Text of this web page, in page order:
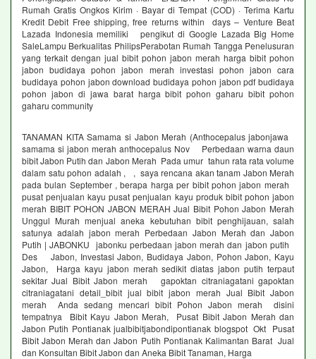
Rumah Gratis Ongkos Kirim · Bayar di Tempat (COD) · Terima Kartu
Kredit Debit Free shipping, free returns within days – Venture Beat
Lazada Indonesia memiliki pengikut di Google Lazada Big Home
SaleLampu Berkualitas PhilipsPerabotan Rumah Tangga Penelusuran
yang terkait dengan jual bibit pohon jabon merah harga bibit pohon
jabon budidaya pohon jabon merah investasi pohon jabon cara
budidaya pohon jabon download budidaya pohon jabon pdf budidaya
pohon jabon di jawa barat harga bibit pohon gaharu bibit pohon
gaharu community
TANAMAN KITA Samama si Jabon Merah (Anthocepalus jabonjawa
samama si jabon merah anthocepalus Nov Perbedaan warna daun
bibit Jabon Putih dan Jabon Merah Pada umur tahun rata rata volume
dalam satu pohon adalah , , saya rencana akan tanam Jabon Merah
pada bulan September , berapa harga per bibit pohon jabon merah
pusat penjualan kayu pusat penjualan kayu produk bibit pohon jabon
merah BIBIT POHON JABON MERAH Jual Bibit Pohon Jabon Merah
Unggul Murah menjual aneka kebutuhan bibit penghijauan, salah
satunya adalah jabon merah Perbedaan Jabon Merah dan Jabon
Putih | JABONKU jabonku perbedaan jabon merah dan jabon putih
Des Jabon, Investasi Jabon, Budidaya Jabon, Pohon Jabon, Kayu
Jabon, Harga kayu jabon merah sedikit diatas jabon putih terpaut
sekitar Jual Bibit Jabon merah gapoktan citraniagatani gapoktan
citraniagatani detail_bibit jual bibit jabon merah Jual Bibit Jabon
merah Anda sedang mencari bibit Pohon Jabon merah disini
tempatnya Bibit Kayu Jabon Merah, Pusat Bibit Jabon Merah dan
Jabon Putih Pontianak jualbibitjabondipontianak blogspot Okt Pusat
Bibit Jabon Merah dan Jabon Putih Pontianak Kalimantan Barat Jual
dan Konsultan Bibit Jabon dan Aneka Bibit Tanaman, Harga